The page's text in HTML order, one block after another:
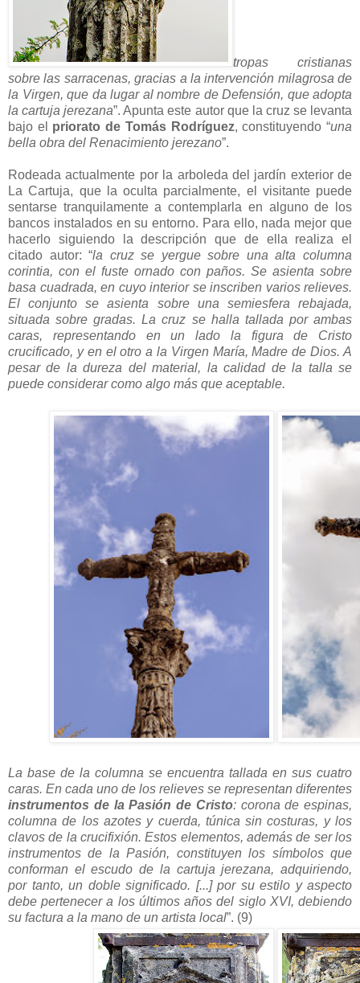
tropas cristianas
sobre las sarracenas, gracias a la intervención milagrosa de
la Virgen, que da lugar al nombre de Defensión, que adopta
la cartuja jerezana”. Apunta este autor que la cruz se levanta
bajo el priorato de Tomás Rodríguez, constituyendo “una
bella obra del Renacimiento jerezano”.
Rodeada actualmente por la arboleda del jardín exterior de
La Cartuja, que la oculta parcialmente, el visitante puede
sentarse tranquilamente a contemplarla en alguno de los
bancos instalados en su entorno. Para ello, nada mejor que
hacerlo siguiendo la descripción que de ella realiza el
citado autor: “la cruz se yergue sobre una alta columna
corintia, con el fuste ornado con paños. Se asienta sobre
basa cuadrada, en cuyo interior se inscriben varios relieves.
El conjunto se asienta sobre una semiesfera rebajada,
situada sobre gradas. La cruz se halla tallada por ambas
caras, representando en un lado la figura de Cristo
crucificado, y en el otro a la Virgen María, Madre de Dios. A
pesar de la dureza del material, la calidad de la talla se
puede considerar como algo más que aceptable.
La base de la columna se encuentra tallada en sus cuatro
caras. En cada uno de los relieves se representan diferentes
instrumentos de la Pasión de Cristo: corona de espinas,
columna de los azotes y cuerda, túnica sin costuras, y los
clavos de la crucifixión. Estos elementos, además de ser los
instrumentos de la Pasión, constituyen los símbolos que
conforman el escudo de la cartuja jerezana, adquiriendo,
por tanto, un doble significado. [...] por su estilo y aspecto
debe pertenecer a los últimos años del siglo XVI, debiendo
su factura a la mano de un artista local”. (9)